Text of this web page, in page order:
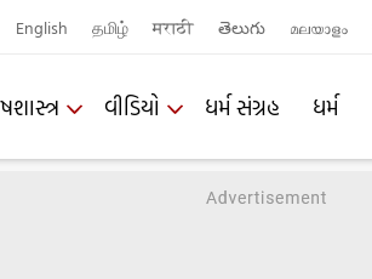
English தமிழ் मराठी తెలుగు മലയാളം
વીડિયો ધર્મ સંગ્રહ ધર્મ